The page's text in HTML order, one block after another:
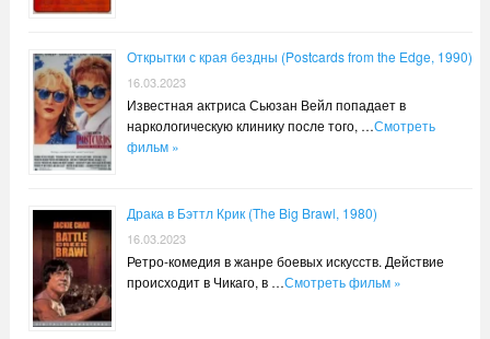
Открытки с края бездны (Postcards from the Edge, 1990)
16.03.2023
Известная актриса Сьюзан Вейл попадает в
наркологическую клинику после того, …Смотреть
фильм »
Драка в Бэттл Крик (The Big Brawl, 1980)
16.03.2023
Ретро-комедия в жанре боевых искусств. Действие
происходит в Чикаго, в …Смотреть фильм »